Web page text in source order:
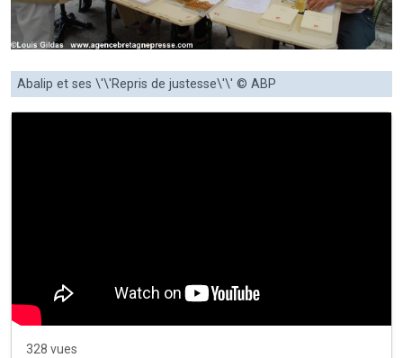
Abalip et ses \'\'Repris de justesse\'\' © ABP
328 vues